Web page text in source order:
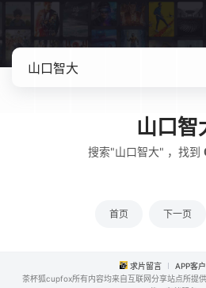
山口智
搜索"山口智大" ，找到
首页 下一页
求片留言 APP客
茶杯狐cupfox所有内容均来自互联网分享站点所提